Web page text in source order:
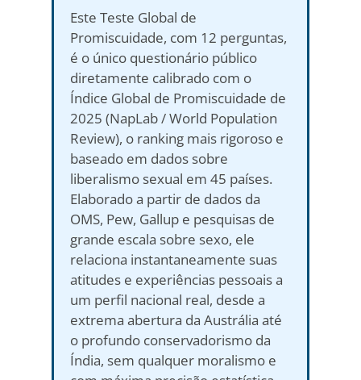
Este Teste Global de
Promiscuidade, com 12 perguntas,
é o único questionário público
diretamente calibrado com o
Índice Global de Promiscuidade de
2025 (NapLab / World Population
Review), o ranking mais rigoroso e
baseado em dados sobre
liberalismo sexual em 45 países.
Elaborado a partir de dados da
OMS, Pew, Gallup e pesquisas de
grande escala sobre sexo, ele
relaciona instantaneamente suas
atitudes e experiências pessoais a
um perfil nacional real, desde a
extrema abertura da Austrália até
o profundo conservadorismo da
Índia, sem qualquer moralismo e